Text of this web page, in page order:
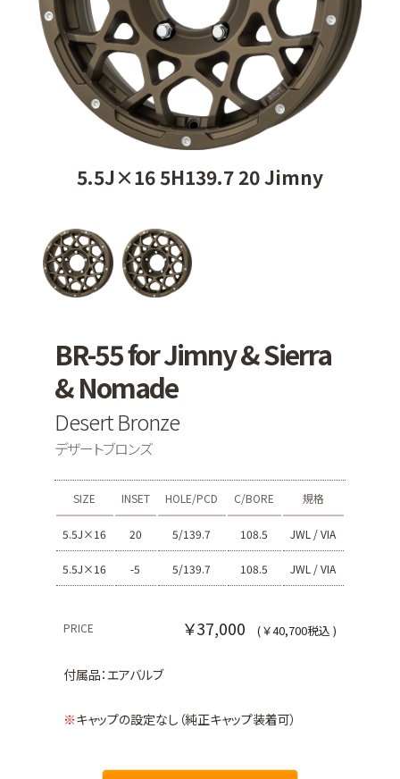
5.5J×16 5H139.7 20 Jimny
BR-55 for Jimny & Sierra
& Nomade
Desert Bronze
デザートブロンズ
SIZE INSET HOLE/PCD C/BORE 規格
5.5J×16 20 5/139.7 108.5 JWL / VIA
5.5J×16 -5 5/139.7 108.5 JWL / VIA
PRICE ￥37,000 ( ￥40,700税込 )
付属品：エアバルブ
※キャップの設定なし（純正キャップ装着可）